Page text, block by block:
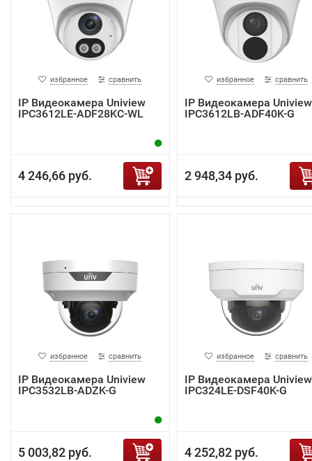
избранное сравнить
IP Видеокамера Uniview
IPC3612LE-ADF28KC-WL
4 246,66 руб.
избранное сравнить
IP Видеокамера Uniview
IPC3612LB-ADF40K-G
2 948,34 руб.
избранное сравнить
IP Видеокамера Uniview
IPC3532LB-ADZK-G
5 003,82 руб.
избранное сравнить
IP Видеокамера Uniview
IPC324LE-DSF40K-G
4 252,82 руб.